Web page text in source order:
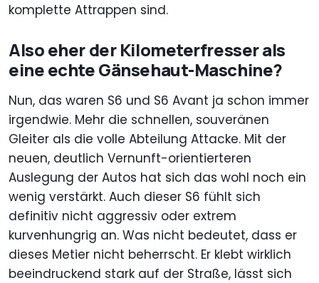
komplette Attrappen sind.
Also eher der Kilometerfresser als
eine echte Gänsehaut-Maschine?
Nun, das waren S6 und S6 Avant ja schon immer
irgendwie. Mehr die schnellen, souveränen
Gleiter als die volle Abteilung Attacke. Mit der
neuen, deutlich Vernunft-orientierteren
Auslegung der Autos hat sich das wohl noch ein
wenig verstärkt. Auch dieser S6 fühlt sich
definitiv nicht aggressiv oder extrem
kurvenhungrig an. Was nicht bedeutet, dass er
dieses Metier nicht beherrscht. Er klebt wirklich
beeindruckend stark auf der Straße, lässt sich